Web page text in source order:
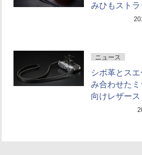
みひもストラ
ニュース
シボ革とスエ
み合わせたミ
向けレザー